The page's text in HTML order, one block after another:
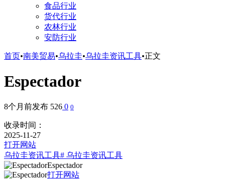
食品行业
货代行业
农林行业
安防行业
首页•南美贸易•乌拉圭•乌拉圭资讯工具•正文
Espectador
8个月前发布 526 0 0
收录时间：
2025-11-27
打开网站
乌拉圭资讯工具# 乌拉圭资讯工具
Espectador
打开网站